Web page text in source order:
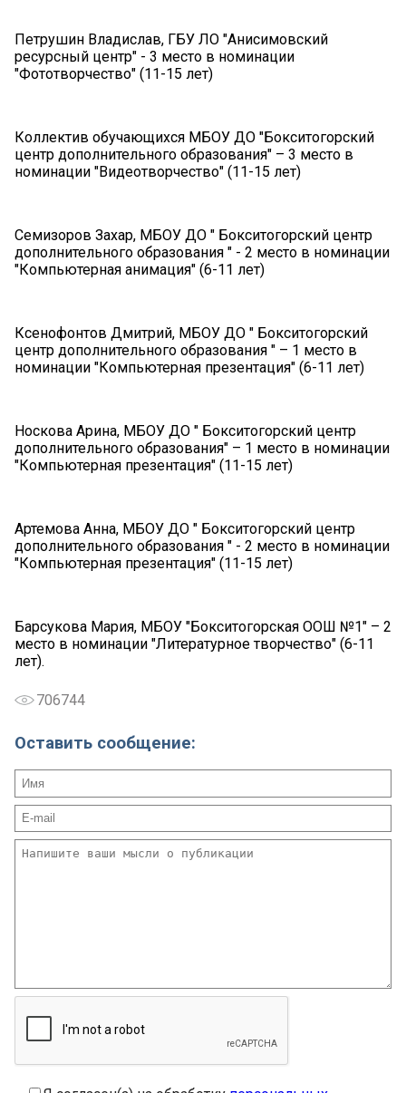
Петрушин Владислав, ГБУ ЛО "Анисимовский
ресурсный центр" - 3 место в номинации
"Фототворчество" (11-15 лет)
Коллектив обучающихся МБОУ ДО "Бокситогорский
центр дополнительного образования" – 3 место в
номинации "Видеотворчество" (11-15 лет)
Семизоров Захар, МБОУ ДО " Бокситогорский центр
дополнительного образования " - 2 место в номинации
"Компьютерная анимация" (6-11 лет)
Ксенофонтов Дмитрий, МБОУ ДО " Бокситогорский
центр дополнительного образования " – 1 место в
номинации "Компьютерная презентация" (6-11 лет)
Носкова Арина, МБОУ ДО " Бокситогорский центр
дополнительного образования" – 1 место в номинации
"Компьютерная презентация" (11-15 лет)
Артемова Анна, МБОУ ДО " Бокситогорский центр
дополнительного образования " - 2 место в номинации
"Компьютерная презентация" (11-15 лет)
Барсукова Мария, МБОУ "Бокситогорская ООШ №1" – 2
место в номинации "Литературное творчество" (6-11
лет).
706744
Оставить сообщение: